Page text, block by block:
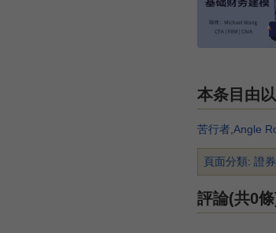
本条目由
苦行者 Angle
頁面分類: 證
評論(共0